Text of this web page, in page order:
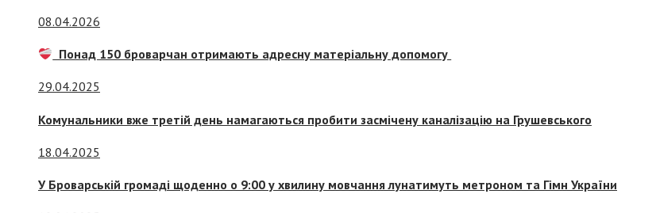
08.04.2026
Понад 150 броварчан отримають адресну матеріальну допомогу
29.04.2025
Комунальники вже третій день намагаються пробити засмічену каналізацію на Грушевського
18.04.2025
У Броварській громаді щоденно о 9:00 у хвилину мовчання лунатимуть метроном та Гімн України